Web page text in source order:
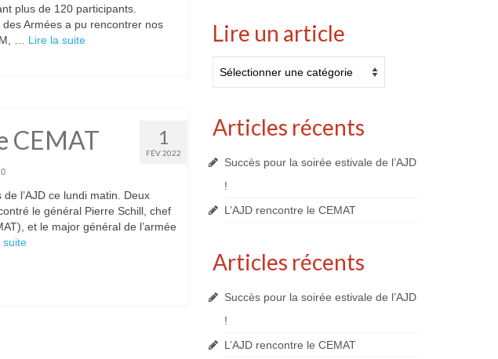
plus de 120 participants.
Armées a pu rencontrer nos
… Lire la suite­­
1
FÉV 2022
CEMAT
l’AJD ce lundi matin. Deux
le général Pierre Schill, chef
et le major général de l’armée
suite­­
Lire un article
un
Articles récents
Succès pour la soirée estivale de l’AJD
!
L’AJD rencontre le CEMAT
Articles récents
Succès pour la soirée estivale de l’AJD
!
L’AJD rencontre le CEMAT